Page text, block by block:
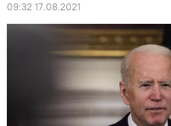
09:32 17.08.2021